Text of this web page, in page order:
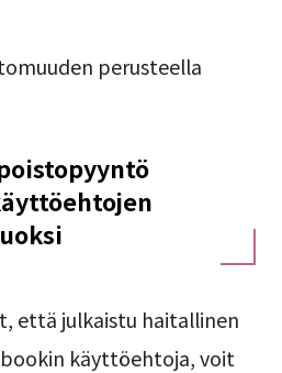
perusteella
että julkaistu haitallinen
käyttöehtoja, voit